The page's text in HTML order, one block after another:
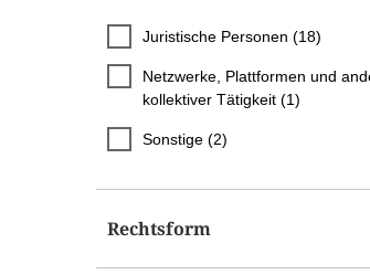
Juristische Personen (18)
Netzwerke, Plattformen und
kollektiver Tätigkeit (1)
Sonstige (2)
Rechtsform